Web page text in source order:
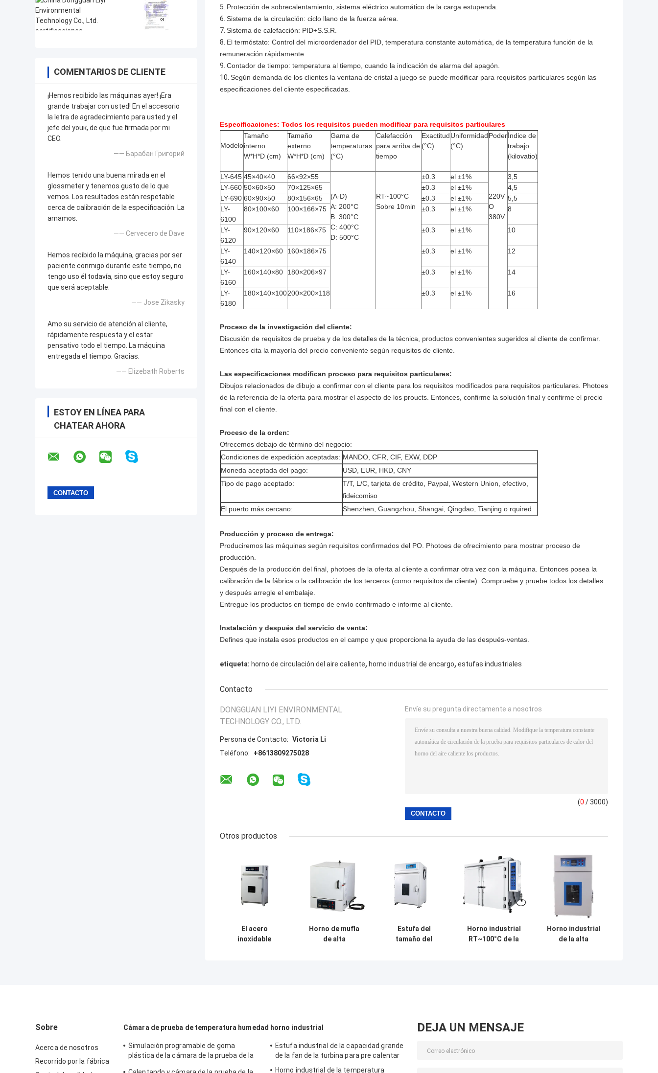
COMENTARIOS DE CLIENTE
¡Hemos recibido las máquinas ayer! ¡Era
grande trabajar con usted! En el accesorio
la letra de agradecimiento para usted y el
jefe del youк, de que fue firmada por mi
CEO.
—— Барабан Григорий
Hemos tenido una buena mirada en el
glossmeter y tenemos gusto de lo que
vemos. Los resultados están respetable
cerca de calibración de la especificación. La
amamos.
—— Cervecero de Dave
Hemos recibido la máquina, gracias por ser
paciente conmigo durante este tiempo, no
tengo uso él todavía, sino que estoy seguro
que será aceptable.
—— Jose Zikasky
Amo su servicio de atención al cliente,
rápidamente respuesta y el estar
pensativo todo el tiempo. La máquina
entregada el tiempo. Gracias.
—— Elizebath Roberts
ESTOY EN LÍNEA PARA
CHATEAR AHORA
5. Protección de sobrecalentamiento, sistema eléctrico automático de la carga estupenda.
6. Sistema de la circulación: ciclo llano de la fuerza aérea.
7. Sistema de calefacción: PID+S.S.R.
8. El termóstato: Control del microordenador del PID, temperatura constante automática, de la temperatura función de la
remuneración rápidamente
9. Contador de tiempo: temperatura al tiempo, cuando la indicación de alarma del apagón.
10. Según demanda de los clientes la ventana de cristal a juego se puede modificar para requisitos particulares según las
especificaciones del cliente especificadas.
Especificaciones: Todos los requisitos pueden modificar para requisitos particulares
Modelo
Tamaño
interno
W*H*D (cm)
Tamaño
externo
W*H*D (cm)
Gama de
temperaturas
(°C)
Calefacción
para arriba de
tiempo
Exactitud
(°C)
Uniformidad
(°C)
PoderÍndice de
trabajo
(kilovatio)
LY-645 45×40×40 66×92×55
(A-D)
A: 200°C
B: 300°C
C: 400°C
D: 500°C
RT~100°C
Sobre 10min
±0.3 el ±1%
220V
O
380V
3,5
LY-660 50×60×50 70×125×65 ±0.3 el ±1%
4,5
LY-690 60×90×50 80×156×65 ±0.3 el ±1%
5,5
LY-
6100
80×100×60 100×166×75 ±0.3 el ±1% 8
LY-
6120
90×120×60 110×186×75 ±0.3 el ±1% 10
LY-
6140
140×120×60 160×186×75 ±0.3 el ±1% 12
LY-
6160
160×140×80 180×206×97 ±0.3 el ±1% 14
LY-
6180
180×140×100200×200×118 ±0.3 el ±1% 16
Proceso de la investigación del cliente:
Discusión de requisitos de prueba y de los detalles de la técnica, productos convenientes sugeridos al cliente de confirmar.
Entonces cita la mayoría del precio conveniente según requisitos de cliente.
Las especificaciones modifican proceso para requisitos particulares:
Dibujos relacionados de dibujo a confirmar con el cliente para los requisitos modificados para requisitos particulares. Photoes
de la referencia de la oferta para mostrar el aspecto de los proucts. Entonces, confirme la solución final y confirme el precio
final con el cliente.
Proceso de la orden:
Ofrecemos debajo de término del negocio:
Condiciones de expedición aceptadas: MANDO, CFR, CIF, EXW, DDP
Moneda aceptada del pago:
USD, EUR, HKD, CNY
Tipo de pago aceptado:
T/T, L/C, tarjeta de crédito, Paypal, Western Union, efectivo,
fideicomiso
El puerto más cercano:
Shenzhen, Guangzhou, Shangai, Qingdao, Tianjing o rquired
Producción y proceso de entrega:
Produciremos las máquinas según requisitos confirmados del PO. Photoes de ofrecimiento para mostrar proceso de
producción.
Después de la producción del final, photoes de la oferta al cliente a confirmar otra vez con la máquina. Entonces posea la
calibración de la fábrica o la calibración de los terceros (como requisitos de cliente). Compruebe y pruebe todos los detalles
y después arregle el embalaje.
Entregue los productos en tiempo de envío confirmado e informe al cliente.
Instalación y después del servicio de venta:
Defines que instala esos productos en el campo y que proporciona la ayuda de las después-ventas.
etiqueta: horno de circulación del aire caliente, horno industrial de encargo, estufas industriales
Contacto
DONGGUAN LIYI ENVIRONMENTAL
TECHNOLOGY CO., LTD.
Persona de Contacto: Victoria Li
Teléfono:
+8613809275028
Envíe su pregunta directamente a nosotros
(0 / 3000)
Otros productos
El acero
inoxidable
Horno de mufla
de alta
Estufa del
tamaño del
Horno industrial
RT~100°C de la
Horno industrial
de la alta
Sobre
Acerca de nosotros
Recorrido por la fábrica
Cámara de prueba de temperatura humedad
Simulación programable de goma
plástica de la cámara de la prueba de la
horno industrial
Estufa industrial de la capacidad grande
de la fan de la turbina para pre calentar
Horno industrial de la temperatura
DEJA UN MENSAJE